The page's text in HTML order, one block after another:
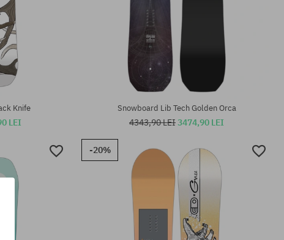
Mărimi existente:
Knife
LEI
Snowboard Lib Tech Golden Orca
4343,90 LEI3474,90 LEI
-20%